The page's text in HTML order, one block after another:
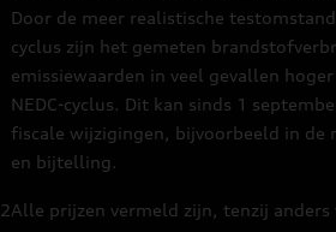
Door de meer realistische
cyclus zijn het gemeten
emissiewaarden in veel gevallen
NEDC-cyclus. Dit kan sinds 1
fiscale wijzigingen, bijvoorbeeld in
en bijtelling.
2Alle prijzen vermeld zijn, tenzij anders